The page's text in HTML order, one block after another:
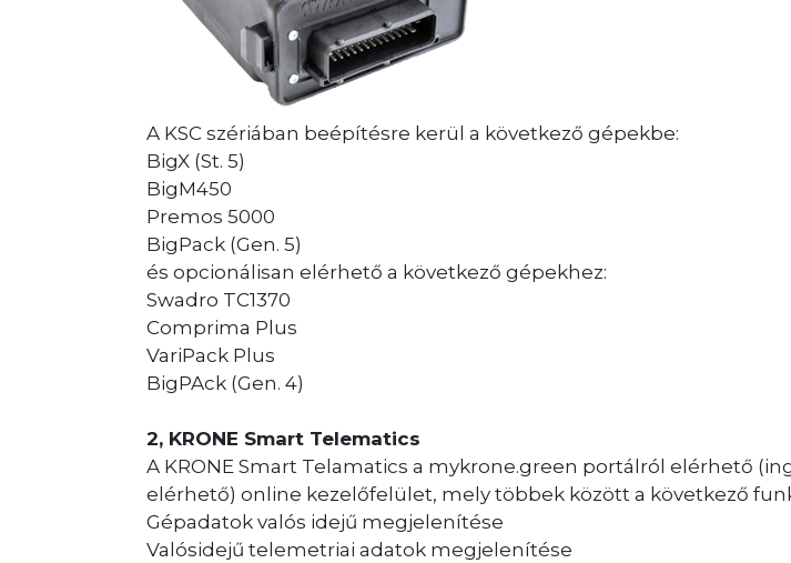
A KSC szériában beépítésre kerül a következő gépekbe:
BigX (St. 5)
BigM450
Premos 5000
BigPack (Gen. 5)
és opcionálisan elérhető a következő gépekhez:
Swadro TC1370
Comprima Plus
VariPack Plus
BigPAck (Gen. 4)
2, KRONE Smart Telematics
A KRONE Smart Telamatics a mykrone.green portálról elérhető
elérhető) online kezelőfelület, mely többek között a következő
Gépadatok valós idejű megjelenítése
Valósidejű telemetriai adatok megjelenítése